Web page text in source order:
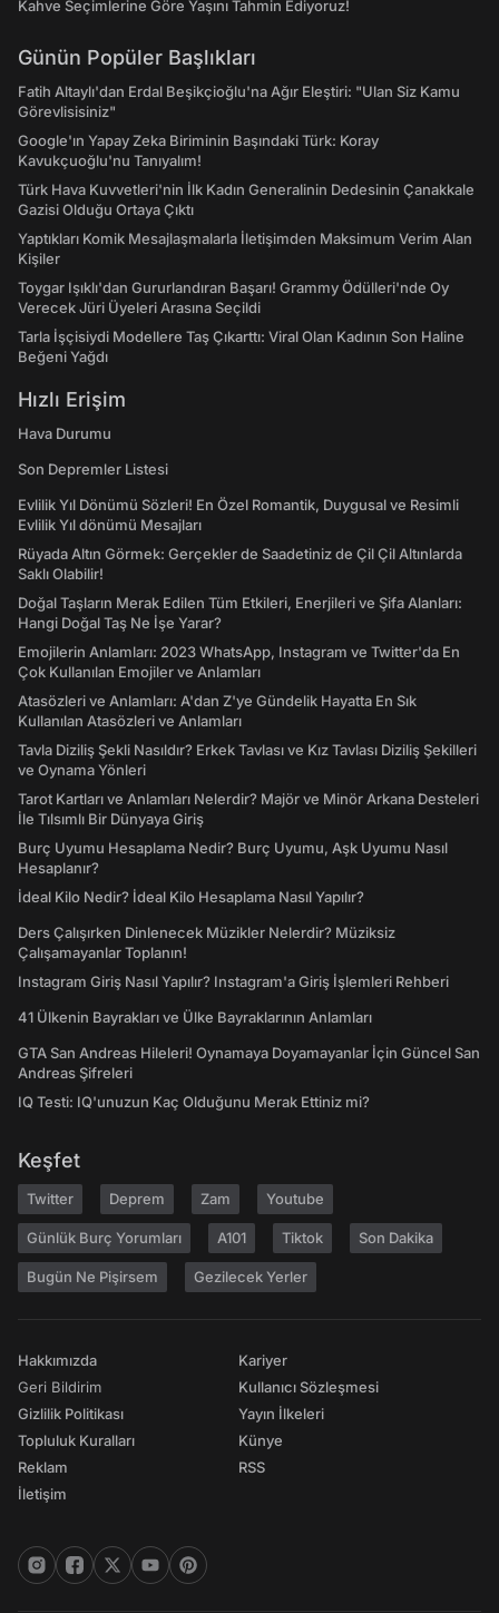
Kahve Seçimlerine Göre Yaşını Tahmin Ediyoruz!
Günün Popüler Başlıkları
Fatih Altaylı'dan Erdal Beşikçioğlu'na Ağır Eleştiri: "Ulan Siz Kamu
Görevlisisiniz"
Google'ın Yapay Zeka Biriminin Başındaki Türk: Koray
Kavukçuoğlu'nu Tanıyalım!
Türk Hava Kuvvetleri'nin İlk Kadın Generalinin Dedesinin Çanakkale
Gazisi Olduğu Ortaya Çıktı
Yaptıkları Komik Mesajlaşmalarla İletişimden Maksimum Verim Alan
Kişiler
Toygar Işıklı'dan Gururlandıran Başarı! Grammy Ödülleri'nde Oy
Verecek Jüri Üyeleri Arasına Seçildi
Tarla İşçisiydi Modellere Taş Çıkarttı: Viral Olan Kadının Son Haline
Beğeni Yağdı
Hızlı Erişim
Hava Durumu
Son Depremler Listesi
Evlilik Yıl Dönümü Sözleri! En Özel Romantik, Duygusal ve Resimli
Evlilik Yıl dönümü Mesajları
Rüyada Altın Görmek: Gerçekler de Saadetiniz de Çil Çil Altınlarda
Saklı Olabilir!
Doğal Taşların Merak Edilen Tüm Etkileri, Enerjileri ve Şifa Alanları:
Hangi Doğal Taş Ne İşe Yarar?
Emojilerin Anlamları: 2023 WhatsApp, Instagram ve Twitter'da En
Çok Kullanılan Emojiler ve Anlamları
Atasözleri ve Anlamları: A'dan Z'ye Gündelik Hayatta En Sık
Kullanılan Atasözleri ve Anlamları
Tavla Diziliş Şekli Nasıldır? Erkek Tavlası ve Kız Tavlası Diziliş Şekilleri
ve Oynama Yönleri
Tarot Kartları ve Anlamları Nelerdir? Majör ve Minör Arkana Desteleri
İle Tılsımlı Bir Dünyaya Giriş
Burç Uyumu Hesaplama Nedir? Burç Uyumu, Aşk Uyumu Nasıl
Hesaplanır?
İdeal Kilo Nedir? İdeal Kilo Hesaplama Nasıl Yapılır?
Ders Çalışırken Dinlenecek Müzikler Nelerdir? Müziksiz
Çalışamayanlar Toplanın!
Instagram Giriş Nasıl Yapılır? Instagram'a Giriş İşlemleri Rehberi
41 Ülkenin Bayrakları ve Ülke Bayraklarının Anlamları
GTA San Andreas Hileleri! Oynamaya Doyamayanlar İçin Güncel San
Andreas Şifreleri
IQ Testi: IQ'unuzun Kaç Olduğunu Merak Ettiniz mi?
Keşfet
Twitter Deprem Zam Youtube
Günlük Burç Yorumları A101 Tiktok Son Dakika
Bugün Ne Pişirsem Gezilecek Yerler
Hakkımızda
Geri Bildirim
Gizlilik Politikası
Topluluk Kuralları
Reklam
İletişim
Kariyer
Kullanıcı Sözleşmesi
Yayın İlkeleri
Künye
RSS